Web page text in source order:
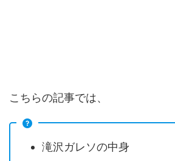
こちらの記事では、
滝沢ガレソの中身